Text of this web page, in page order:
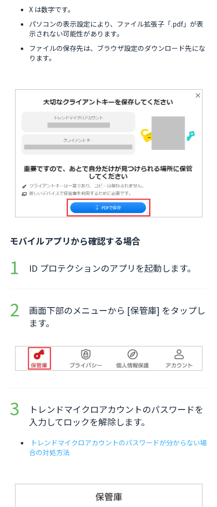
X は数字です。
パソコンの表示設定により、ファイル拡張子「.pdf」が表
示されない可能性があります。
ファイルの保存先は、ブラウザ設定のダウンロード先にな
ります。
モバイルアプリから確認する場合
ID プロテクションのアプリを起動します。
画面下部のメニューから [保管庫] をタップし
ます。
トレンドマイクロアカウントのパスワードを
入力してロックを解除します。
トレンドマイクロアカウントのパスワードが分からない場
合の対処方法